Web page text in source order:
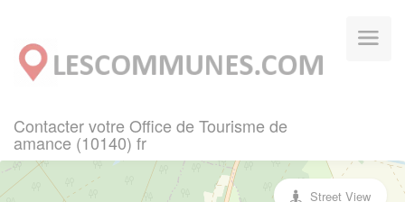
Contacter votre Office de Tourisme de
amance (10140) fr
Street View